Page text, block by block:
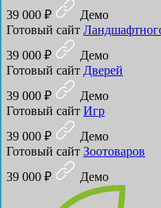
39 000 ₽
Демо
Готовый сайт
39 000 ₽
Демо
Готовый сайт Дверей
39 000 ₽
Демо
Готовый сайт Игр
39 000 ₽
Демо
Готовый сайт Зоотоваров
39 000 ₽
Демо